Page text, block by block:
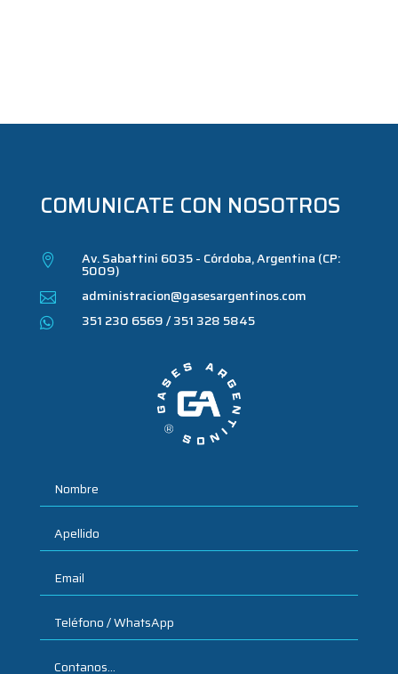
COMUNICATE CON NOSOTROS
 Av. Sabattini 6035 - Córdoba, Argentina (CP:
5009)
 administracion@gasesargentinos.com
 351 230 6569 / 351 328 5845